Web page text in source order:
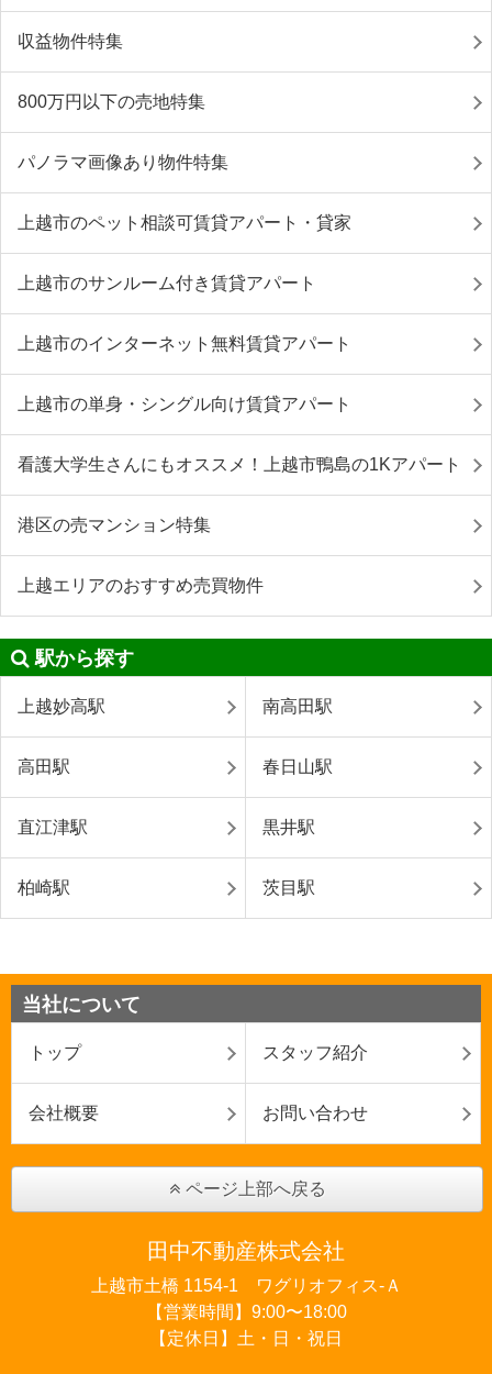
収益物件特集
800万円以下の売地特集
パノラマ画像あり物件特集
上越市のペット相談可賃貸アパート・貸家
上越市のサンルーム付き賃貸アパート
上越市のインターネット無料賃貸アパート
上越市の単身・シングル向け賃貸アパート
看護大学生さんにもオススメ！上越市鴨島の1Kアパート
港区の売マンション特集
上越エリアのおすすめ売買物件
駅から探す
上越妙高駅 南高田駅
高田駅 春日山駅
直江津駅 黒井駅
柏崎駅 茨目駅
当社について
トップ スタッフ紹介
会社概要 お問い合わせ
ページ上部へ戻る
田中不動産株式会社
上越市土橋 1154-1 ワグリオフィス‐Ａ
【営業時間】9:00〜18:00
【定休日】土・日・祝日